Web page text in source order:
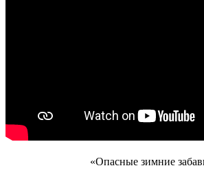
«Опасные зимние